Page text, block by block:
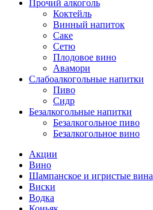
Прочий алкоголь
Коктейль
Винный напиток
Саке
Сетю
Плодовое вино
Авамори
Слабоалкогольные напитки
Пиво
Сидр
Безалкогольные напитки
Безалкогольное пиво
Безалкогольное вино
Акции
Вино
Шампанское и игристые вина
Виски
Водка